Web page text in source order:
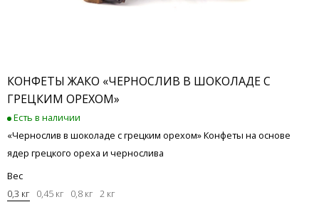
КОНФЕТЫ ЖАКО «ЧЕРНОСЛИВ В ШОКОЛАДЕ С
ГРЕЦКИМ ОРЕХОМ»
Есть в наличии
«Чернослив в шоколаде с грецким орехом» Конфеты на основе
ядер грецкого ореха и чернослива
Вес
0,3 кг 0,45 кг 0,8 кг 2 кг